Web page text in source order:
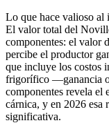
Lo que hace valioso al
El valor total del
componentes: el valor
percibe el productor
que incluye los costos
frigorífico —ganancia
componentes revela el
cárnica, y en 2026 esa
significativa.